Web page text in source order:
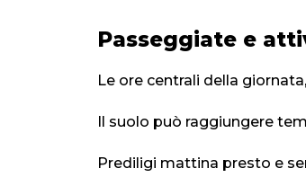
Passeggiate e
Le ore centrali della
Il suolo può raggiungere
Prediligi mattina presto e